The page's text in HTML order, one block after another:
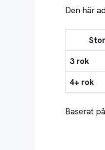
Den här
3 rok
4+ rok
Baserat